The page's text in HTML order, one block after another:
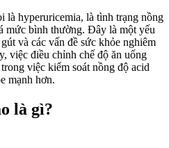
là hyperuricemia, là tình trạng nồng
mức bình thường. Đây là một yếu
và các vấn đề sức khỏe nghiêm
việc điều chỉnh chế độ ăn uống
việc kiểm soát nồng độ acid
mạnh hơn.
là gì?